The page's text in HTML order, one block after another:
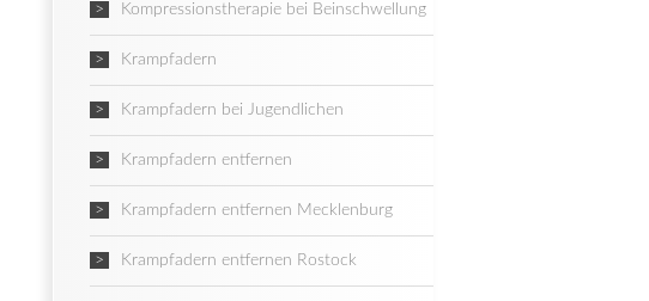
Kompressionstherapie bei Beinschwellung
Krampfadern
Krampfadern bei Jugendlichen
Krampfadern entfernen
Krampfadern entfernen Mecklenburg
Krampfadern entfernen Rostock